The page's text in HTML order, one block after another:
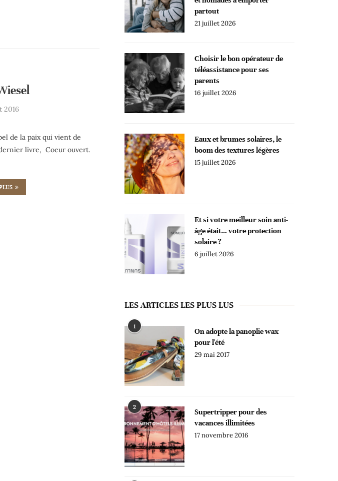
2016
de la paix qui vient de
livre, Coeur ouvert.
partout
21 juillet 2026
Choisir le bon opérateur de
téléassistance pour ses
parents
16 juillet 2026
Eaux et brumes solaires, le
boom des textures légères
15 juillet 2026
Et si votre meilleur soin anti-
âge était… votre protection
solaire ?
6 juillet 2026
LES ARTICLES LES PLUS LUS
1
On adopte la panoplie wax
pour l'été
29 mai 2017
2
Supertripper pour des
vacances illimitées
17 novembre 2016